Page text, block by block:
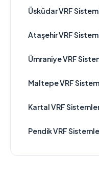
Üsküdar VRF
Ataşehir VRF
Ümraniye VRF
Maltepe VRF
Kartal VRF
Pendik VRF